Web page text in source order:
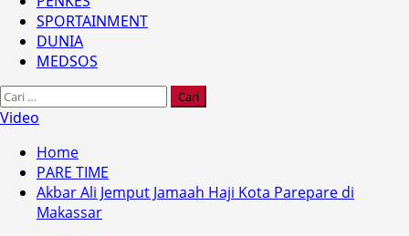
SPORTAINMENT
DUNIA
MEDSOS
Cari
untuk:
Video
Home
PARE TIME
Akbar Ali Jemput Jamaah Haji Kota Parepare di
Makassar